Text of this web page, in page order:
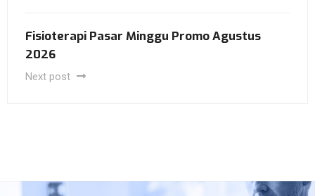
Fisioterapi Pasar Minggu Promo Agustus
2026
Next post